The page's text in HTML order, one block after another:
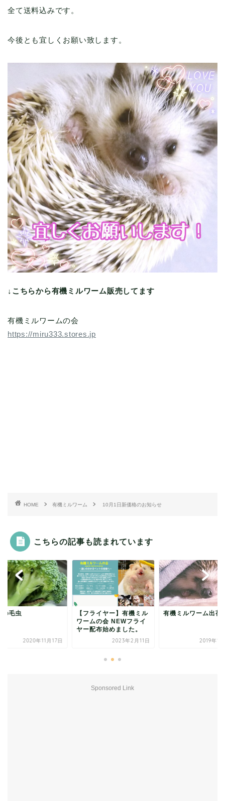
全て送料込みです。
今後とも宜しくお願い致します。
↓こちらから有機ミルワーム販売してます
有機ミルワームの会
https://miru333.stores.jp
HOME 有機ミルワーム 10月1日新価格のお知らせ
こちらの記事も読まれています
の毛虫
2020年11月17日
【フライヤー】有機ミル
ワームの会 NEWフライ
ヤー配布始めました。
2023年2月11日
有機ミルワーム出荷
2019年1
Sponsored Link